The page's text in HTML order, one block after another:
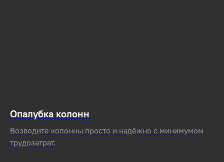
Опалубка колонн
Возводите колонны просто и надёжно с минимумом
трудозатрат.